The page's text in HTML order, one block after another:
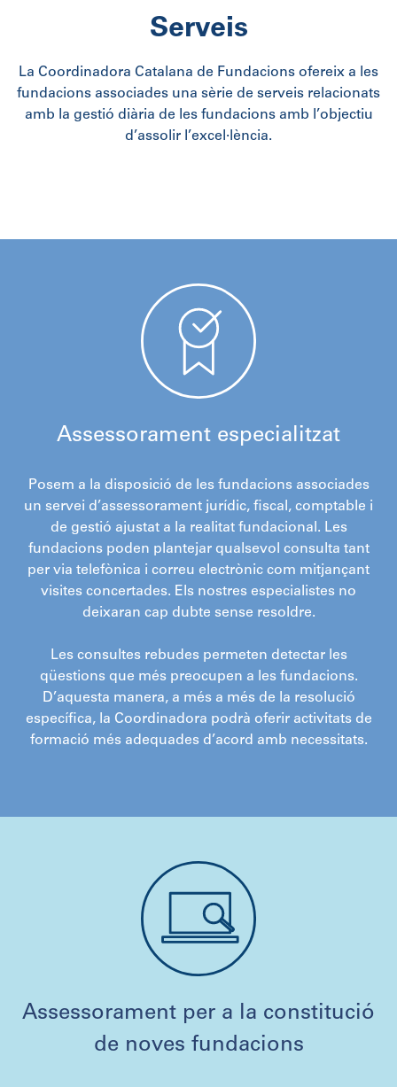
Serveis
La Coordinadora Catalana de Fundacions ofereix a les
fundacions associades una sèrie de serveis relacionats
amb la gestió diària de les fundacions amb l’objectiu
d’assolir l’excel·lència.
Assessorament especialitzat
Posem a la disposició de les fundacions associades
un servei d’assessorament jurídic, fiscal, comptable i
de gestió ajustat a la realitat fundacional. Les
fundacions poden plantejar qualsevol consulta tant
per via telefònica i correu electrònic com mitjançant
visites concertades. Els nostres especialistes no
deixaran cap dubte sense resoldre.
Les consultes rebudes permeten detectar les
qüestions que més preocupen a les fundacions.
D’aquesta manera, a més a més de la resolució
específica, la Coordinadora podrà oferir activitats de
formació més adequades d’acord amb necessitats.
Assessorament per a la constitució
de noves fundacions